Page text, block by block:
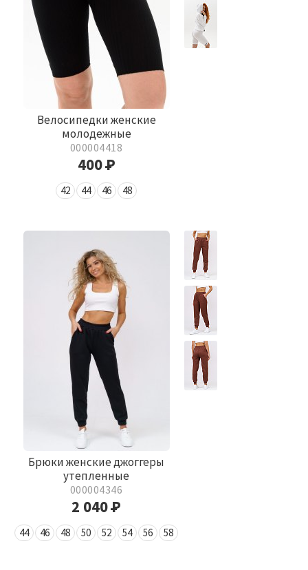
Велосипедки женские
молодежные
000004418
400Р
42 44 46 48
Брюки женские джоггеры
утепленные
000004346
2 040Р
44 46 48 50 52 54 56 58